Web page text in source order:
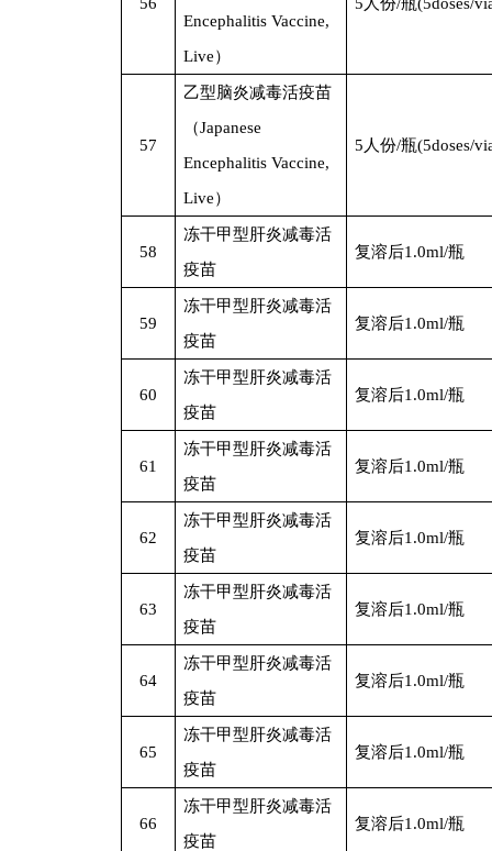
Encephalitis Vaccine,
Live）
57
乙型脑炎减毒活疫苗
（Japanese
Encephalitis Vaccine,
Live）
5 人份/瓶(5doses/
58
冻干甲型肝炎减毒活
疫苗
复溶后1.0ml/瓶
59
冻干甲型肝炎减毒活
疫苗
复溶后1.0ml/瓶
60
冻干甲型肝炎减毒活
疫苗
复溶后1.0ml/瓶
61
冻干甲型肝炎减毒活
疫苗
复溶后1.0ml/瓶
62
冻干甲型肝炎减毒活
疫苗
复溶后1.0ml/瓶
63
冻干甲型肝炎减毒活
疫苗
复溶后1.0ml/瓶
64
冻干甲型肝炎减毒活
疫苗
复溶后1.0ml/瓶
65
冻干甲型肝炎减毒活
疫苗
复溶后1.0ml/瓶
66
冻干甲型肝炎减毒活
疫苗
复溶后1.0ml/瓶